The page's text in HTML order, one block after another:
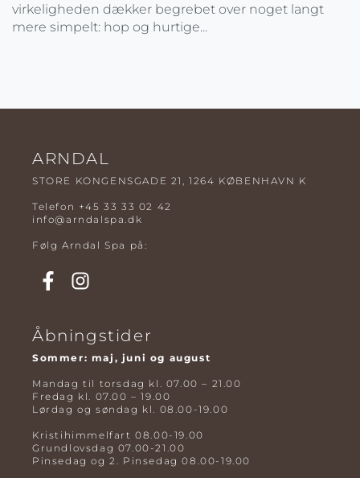
virkeligheden dækker begrebet over noget langt
mere simpelt: hop og hurtige...
ARNDAL
STORE KONGENSGADE 21, 1264 KØBENHAVN K
Telefon +45 33 33 02 42
info@arndalspa.dk
Følg Arndal Spa på:
Åbningstider
Sommer: maj, juni og august
Mandag til torsdag kl. 07.00 – 21.00
Fredag kl. 07.00 – 19.00
Lørdag og søndag kl. 08.00-19.00
Kristihimmelfart 08.00-19.00
Grundlovsdag 07.00-21.00
Pinsedag og 2. Pinsedag 08.00-19.00